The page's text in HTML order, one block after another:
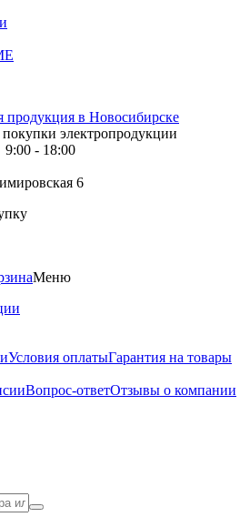
электропродукции
9:00 - 18:00
6
Меню
Условия оплатыГарантия на товары
Вопрос-ответОтзывы о компании